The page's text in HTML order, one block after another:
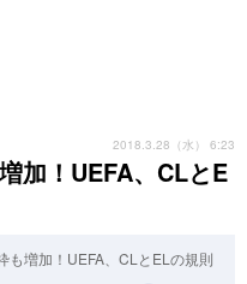
加！UEFA、CLとE
2018.3.28（水） 6:23
も増加！UEFA、CLとELの規則